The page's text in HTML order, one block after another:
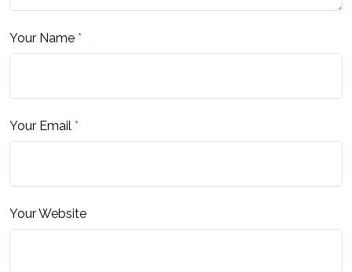
Your Name *
Your Email *
Your Website